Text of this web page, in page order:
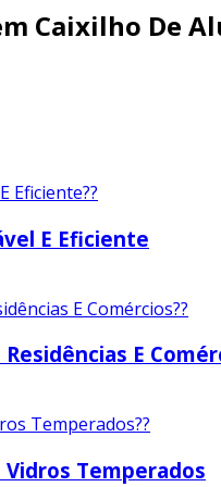
Caixilho De
E Eficiente
E
Vidros Temperados